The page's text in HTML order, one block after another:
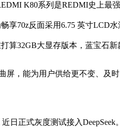
K80系列是REDMI史上
享70z反面采用6.75 英寸
算32GB大显存版本，蓝宝石新
，能为用户供给更不变、及
日正式灰度测试接入